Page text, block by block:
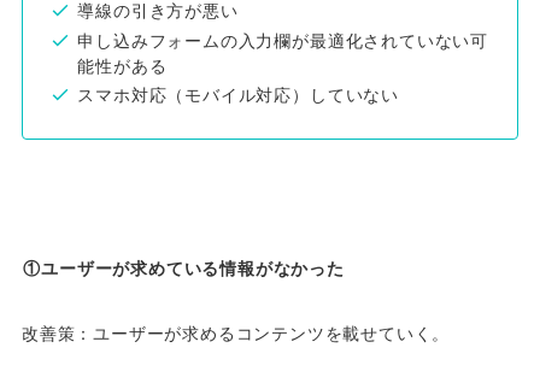
導線の引き方が悪い
申し込みフォームの入力欄が最適化されていない可
能性がある
スマホ対応（モバイル対応）していない
①ユーザーが求めている情報がなかった
改善策：ユーザーが求めるコンテンツを載せていく。